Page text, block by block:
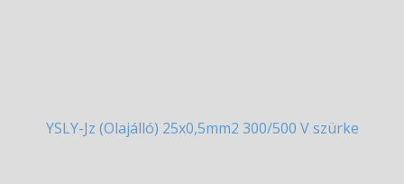
YSLY-Jz (Olajálló) 25x0,5mm2 300/500 V szürke